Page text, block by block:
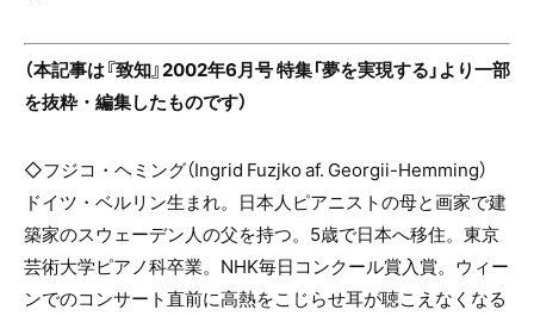
（本記事は『致知』2002年6月号 特集「夢を実現する」より一部
を抜粋・編集したものです）
◇フジコ・ヘミング（Ingrid Fuzjko af. Georgii-Hemming）
ドイツ・ベルリン生まれ。日本人ピアニストの母と画家で建
築家のスウェーデン人の父を持つ。5歳で日本へ移住。東京
芸術大学ピアノ科卒業。NHK毎日コンクール賞入賞。ウィー
ンでのコンサート直前に高熱をこじらせ耳が聴こえなくなる